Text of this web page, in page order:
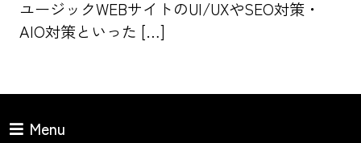
ユージックWEBサイトのUI/UXやSEO対策・
AIO対策といった […]
Menu